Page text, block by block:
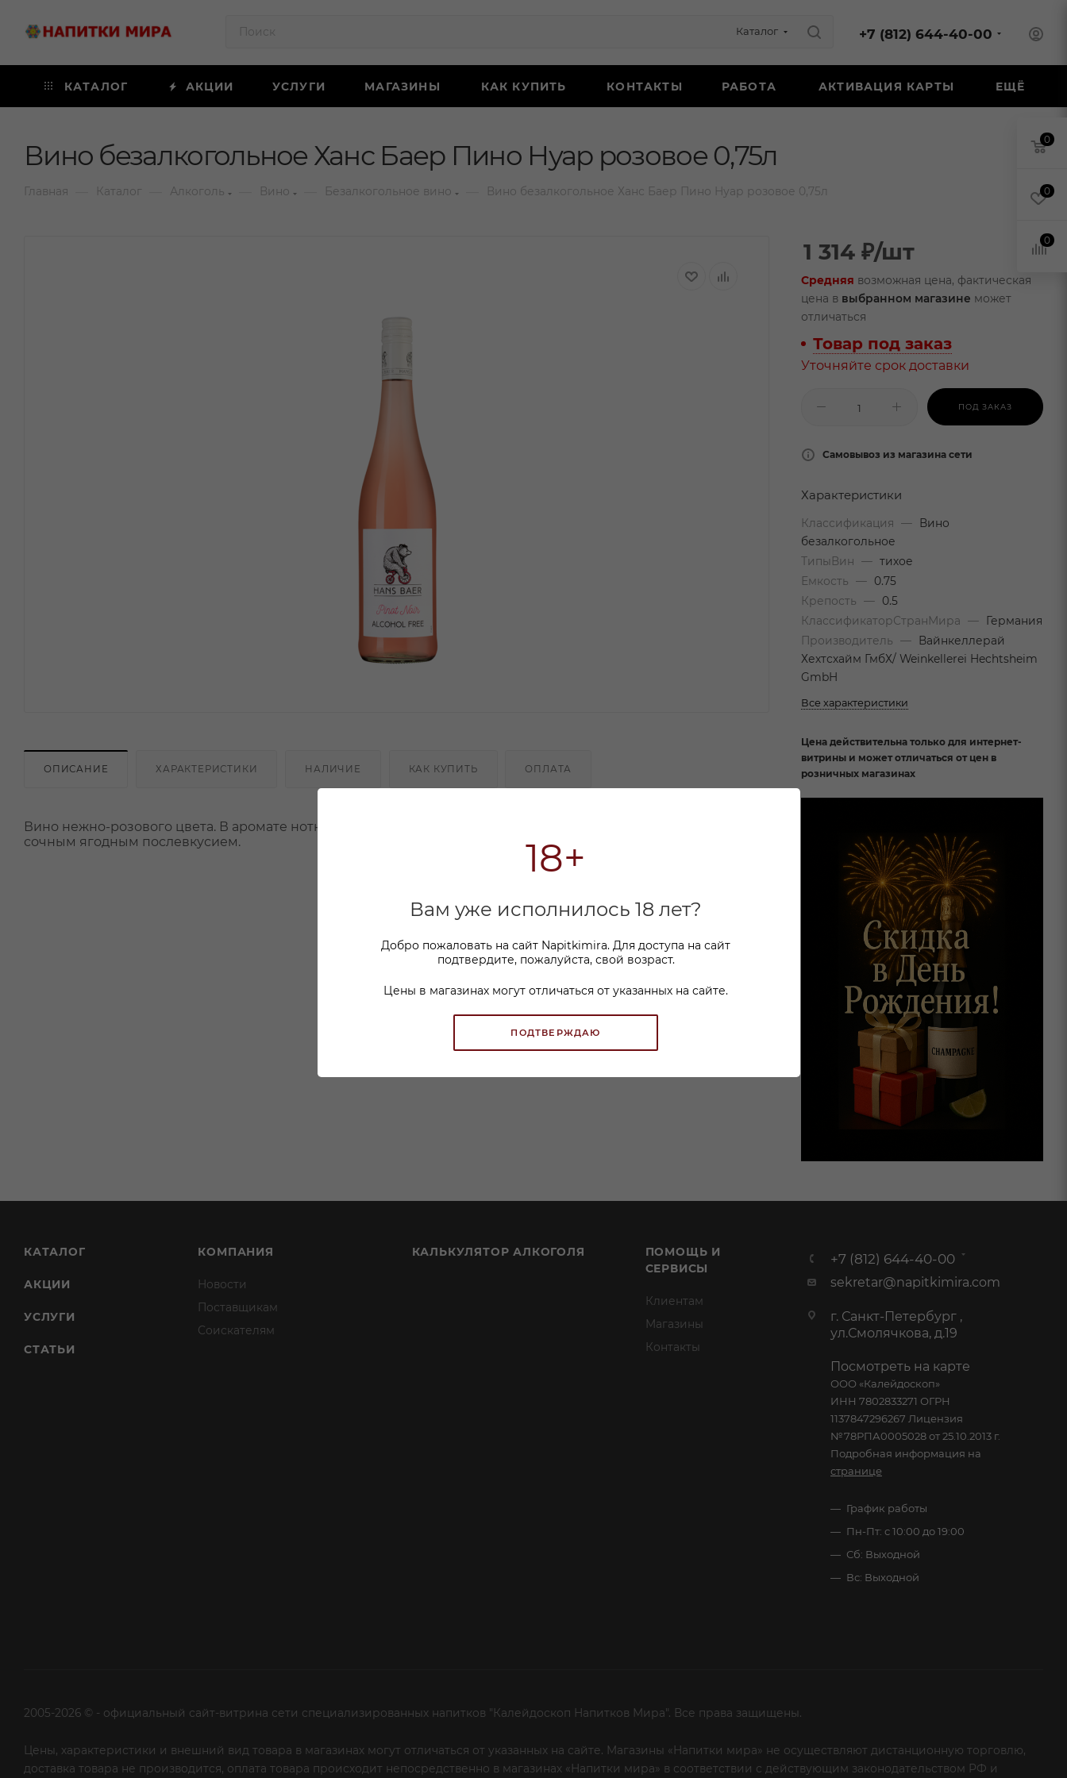
18+
Вам уже исполнилось 18 лет?
Добро пожаловать на сайт Napitkimira. Для доступа на сайт
подтвердите, пожалуйста, свой возраст.
Цены в магазинах могут отличаться от указанных на сайте.
ПОДТВЕРЖДАЮ
Каталог +7 (812) 644-40-00
КАТАЛОГ АКЦИИ УСЛУГИ МАГАЗИНЫ КАК КУПИТЬ КОНТАКТЫ РАБОТА АКТИВАЦИЯ КАРТЫ ЕЩЁ
Вино безалкогольное Ханс Баер Пино Нуар розовое 0,75л
Главная Каталог Алкоголь Вино Безалкогольное вино Вино безалкогольное Ханс Баер Пино Нуар розовое 0,75л
ОПИСАНИЕ ХАРАКТЕРИСТИКИ НАЛИЧИЕ КАК КУПИТЬ ОПЛАТА
Вино нежно-розового цвета. В аромате нотки сладкой вишни с пряными оттенками. Вино сбалансированное с
сочным ягодным послевкусием.
1 314 ₽/шт
Средняя возможная цена, фактическая
цена в выбранном магазине может
отличаться
Товар под заказ
Уточняйте срок доставки
ПОД ЗАКАЗ
Самовывоз из магазина сети
Характеристики
Классификация —
Вино
безалкогольное
ТипыВин
— тихое
Емкость
—
0.75
Крепость
—
0.5
КлассификаторСтранМира
—
Германия
Производитель
—
Вайнкеллерай
Хехтсхайм ГмбХ/ Weinkellerei Hechtsheim
GmbH
Все характеристики
Цена действительна только для интернет-
витрины и может отличаться от цен в
розничных магазинах
КАТАЛОГ
АКЦИИ
УСЛУГИ
СТАТЬИ
КОМПАНИЯ
Новости
Поставщикам
Соискателям
КАЛЬКУЛЯТОР АЛКОГОЛЯ
ПОМОЩЬ И
СЕРВИСЫ
Клиентам
Магазины
Контакты
+7 (812) 644-40-00
sekretar@napitkimira.com
г. Санкт-Петербург ,
ул.Смолячкова, д.19
Посмотреть на карте
ООО «Калейдоскоп»
ИНН 7802833271 ОГРН
1137847296267 Лицензия
№78РПА0005028 от 25.10.2013 г.
Подробная информация на
странице
График работы
Пн-Пт: с 10:00 до 19:00
Сб: Выходной
Вс: Выходной
2005-2026 © - официальный сайт-витрина сети специализированных напитков "Калейдоскоп Напитков Мира". Все права защищены.
Цены, характеристики и внешний вид товара в магазинах могут отличаться от указанных на сайте. Магазины «Напитки мира» не осуществляют дистанционную торговлю,
доставка товара не производится, оплата товара происходит непосредственно в магазинах «Напитки мира» в соответствии с действующим законодательством РФ и
0
0
0